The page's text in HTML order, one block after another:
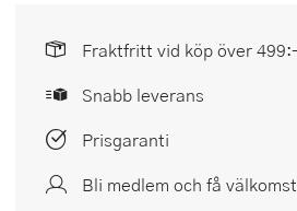
Fraktfritt vid köp över
Snabb leverans
Prisgaranti
Bli medlem och få